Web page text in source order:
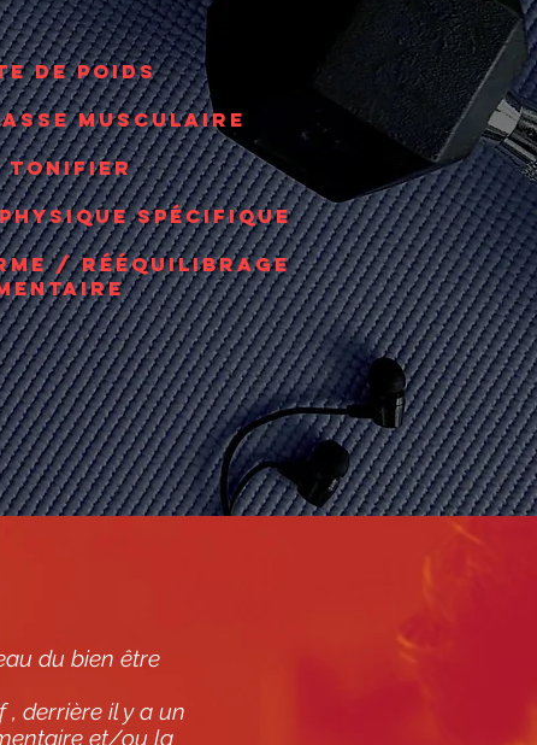
de poids​
musculaire
tonifier
spécifique
/ rééquilibrage
du bien être
derrière il y a un
et/ou la